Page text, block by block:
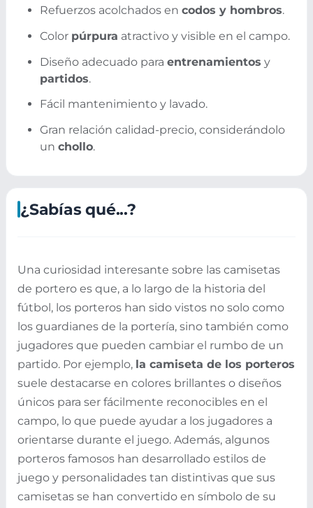
Refuerzos acolchados en codos y hombros.
Color púrpura atractivo y visible en el campo.
Diseño adecuado para entrenamientos y
partidos.
Fácil mantenimiento y lavado.
Gran relación calidad-precio, considerándolo
un chollo.
¿Sabías qué...?
Una curiosidad interesante sobre las camisetas
de portero es que, a lo largo de la historia del
fútbol, los porteros han sido vistos no solo como
los guardianes de la portería, sino también como
jugadores que pueden cambiar el rumbo de un
partido. Por ejemplo, la camiseta de los porteros
suele destacarse en colores brillantes o diseños
únicos para ser fácilmente reconocibles en el
campo, lo que puede ayudar a los jugadores a
orientarse durante el juego. Además, algunos
porteros famosos han desarrollado estilos de
juego y personalidades tan distintivas que sus
camisetas se han convertido en símbolo de su